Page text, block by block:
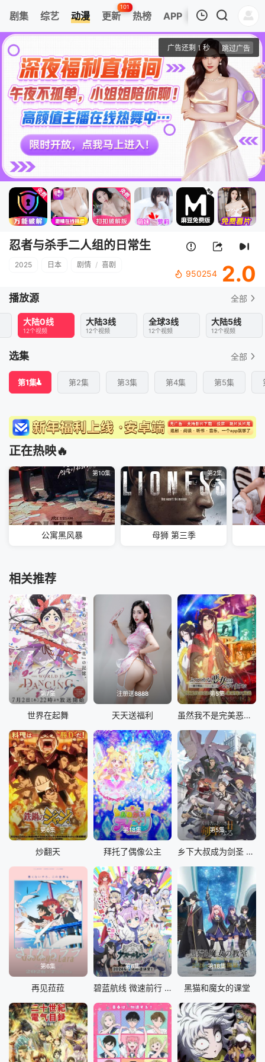
剧集 综艺 动漫 更新
101
热榜 APP
第1集
忍者与杀手二人组的日常生活
清空
忍者与杀手二人组的日常生
2025 日本 剧情 / 喜剧
950254 2.0
播放源 全部
大陆0线
12个视频
大陆3线
12个视频
全球3线
12个视频
大陆5线
12个视频
选集 全部
第1集 第2集 第3集 第4集 第5集
正在热映🔥
第10集
公寓黑风暴
第2集
母狮 第三季
相关推荐
第7集
世界在起舞
注册送8888
天天送福利
第5集
虽然我不是完美恶女～雏宫蝶鼠替换传
第6集
炒翻天
第18集
拜托了偶像公主
第5集
乡下大叔成为剑圣 第二季
第6集
再见菈菈
第6集
碧蓝航线 微速前行 第二季
第18集
黑猫和魔女的课堂